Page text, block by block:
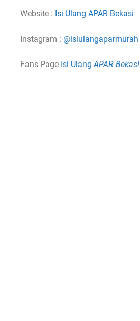
Website : Isi Ulang APAR Bekasi
Instagram : @isiulangaparmurah
Fans Page Isi Ulang APAR Bekasi